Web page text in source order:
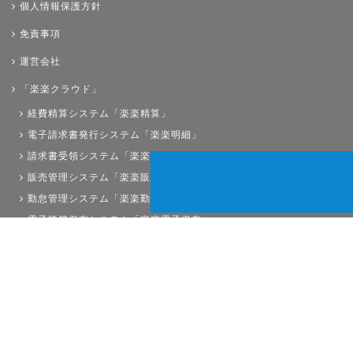
個人情報保護方針
免責事項
運営会社
「楽楽クラウド」
経費精算システム「楽楽精算」
電子請求書発行システム「楽楽明細」
請求書受領システム「楽楽請求」
販売管理システム「楽楽販売」
勤怠管理システム「楽楽勤怠」
電子帳簿保存システム「楽楽電子保存」